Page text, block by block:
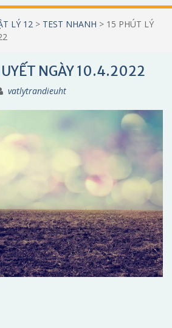
LÝ 12 > TEST NHANH > 15 PHÚT LÝ
NGÀY 10.4.2022
vatlytrandieuht